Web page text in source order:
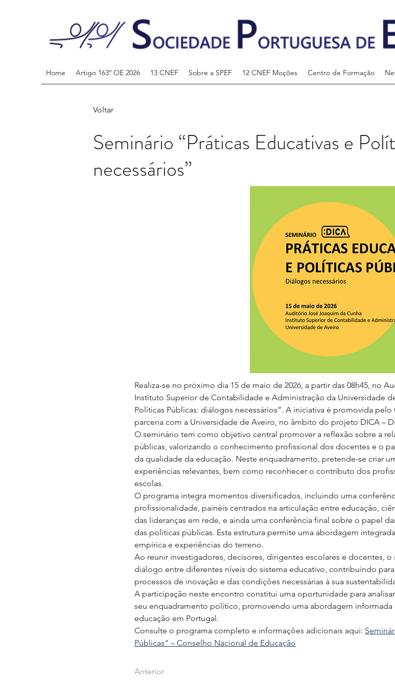
Home Artigo 163º OE 2026 13 CNEF Sobre a SPEF 12 CNEF Moções Centro de Formação
Voltar
Seminário “Práticas Educativas e
necessários”
Realiza-se no próximo dia 15 de maio de 2026, a partir das 08h45, no
Instituto Superior de Contabilidade e Administração da Universidade
Políticas Públicas: diálogos necessários”. A iniciativa é promovida
parceria com a Universidade de Aveiro, no âmbito do projeto DICA –
O seminário tem como objetivo central promover a reflexão sobre a
públicas, valorizando o conhecimento profissional dos docentes e o
da qualidade da educação. Neste enquadramento, pretende-se criar
experiências relevantes, bem como reconhecer o contributo dos
escolas.
O programa integra momentos diversificados, incluindo uma
profissionalidade, painéis centrados na articulação entre educação,
das lideranças em rede, e ainda uma conferência final sobre o papel
das políticas públicas. Esta estrutura permite uma abordagem
empírica e experiências do terreno.
Ao reunir investigadores, decisores, dirigentes escolares e docentes,
diálogo entre diferentes níveis do sistema educativo, contribuindo
processos de inovação e das condições necessárias à sua
A participação neste encontro constitui uma oportunidade para
seu enquadramento político, promovendo uma abordagem
educação em Portugal.
Consulte o programa completo e informações adicionais aqui:
Públicas" – Conselho Nacional de Educação
Anterior